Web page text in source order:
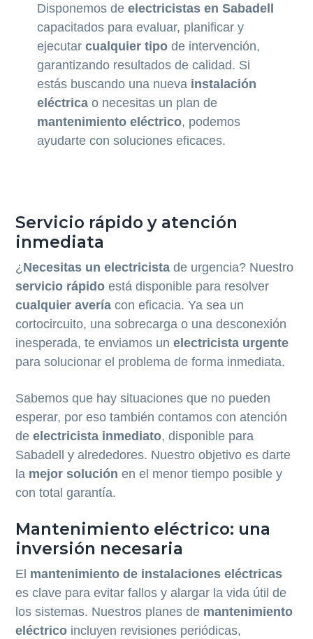
Disponemos de electricistas en Sabadell
capacitados para evaluar, planificar y
ejecutar cualquier tipode intervención,
garantizando resultados de calidad. Si
estás buscando una nueva instalación
eléctricao necesitas un plan de
mantenimiento eléctrico, podemos
ayudarte con soluciones eficaces.
Servicio rápido y atención
inmediata
¿ Necesitas un electricista de urgencia? Nuestro
servicio rápido está disponible para resolver
cualquier avería con eficacia. Ya sea un
cortocircuito, una sobrecarga o una desconexión
inesperada, te enviamos unelectricista urgente
para solucionar el problema de forma inmediata.
Sabemos que hay situaciones que no pueden
esperar, por eso también contamos con atención
deelectricista inmediato, disponible para
Sabadell y alrededores. Nuestro objetivo es darte
la mejor solución en el menor tiempo posible y
con total garantía.
Mantenimiento eléctrico: una
inversión necesaria
El mantenimiento de instalaciones eléctricas
es clave para evitar fallos y alargar la vida útil de
los sistemas. Nuestros planes de mantenimiento
eléctrico incluyen revisiones periódicas,